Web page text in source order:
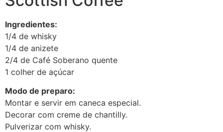
Ingredientes:
1/4 de whisky
1/4 de anizete
2/4 de Café Soberano quente
1 colher de açúcar
Modo de preparo:
Montar e servir em caneca especial.
Decorar com creme de chantilly.
Pulverizar com whisky.